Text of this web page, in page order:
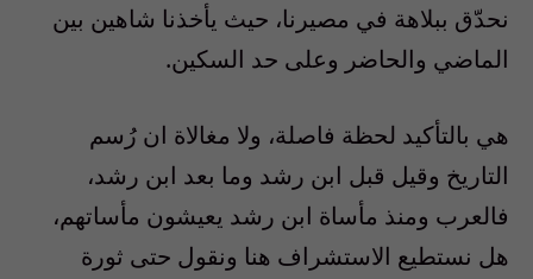
نحدّق ببلاهة في مصيرنا، حيث يأخذنا شاهين بين
الماضي والحاضر وعلى حد السكين.
هي بالتأكيد لحظة فاصلة، ولا مغالاة ان رُسم
التاريخ وقيل قبل ابن رشد وما بعد ابن رشد،
فالعرب ومنذ مأساة ابن رشد يعيشون مأساتهم،
هل نستطيع الاستشراف هنا ونقول حتى ثورة